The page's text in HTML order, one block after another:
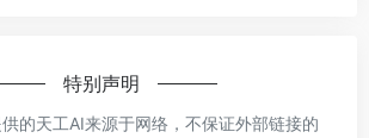
特别声明
的天工AI来源于网络，不保证外部链接的